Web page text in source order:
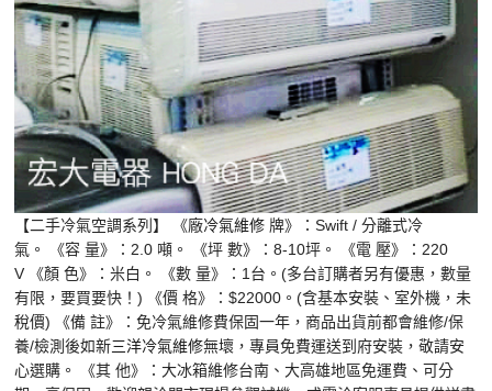
【二手冷氣空調系列】 《廠冷氣維修 牌》：Swift / 分離式冷
氣。 《容 量》：2.0 噸。 《坪 數》：8-10坪。 《電 壓》：220
V 《顏 色》：米白。 《數 量》：1台。(多台訂購者另有優惠，數量
有限，要買要快！) 《價 格》：$22000。(含基本安裝、室外機，未
稅價) 《備 註》：免冷氣維修費保固一年，商品出貨前都會維修/保
養/檢測後如新三洋冷氣維修無壞，專員免費運送到府安裝，敬請安
心選購。 《其 他》：大冰箱維修台南、大高雄地區免運費、可分